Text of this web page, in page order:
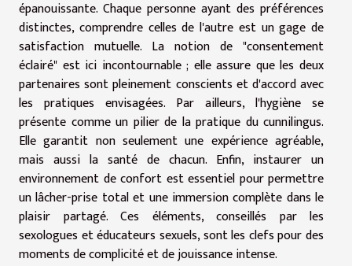
épanouissante. Chaque personne ayant des préférences
distinctes, comprendre celles de l'autre est un gage de
satisfaction mutuelle. La notion de "consentement
éclairé" est ici incontournable ; elle assure que les deux
partenaires sont pleinement conscients et d'accord avec
les pratiques envisagées. Par ailleurs, l'hygiène se
présente comme un pilier de la pratique du cunnilingus.
Elle garantit non seulement une expérience agréable,
mais aussi la santé de chacun. Enfin, instaurer un
environnement de confort est essentiel pour permettre
un lâcher-prise total et une immersion complète dans le
plaisir partagé. Ces éléments, conseillés par les
sexologues et éducateurs sexuels, sont les clefs pour des
moments de complicité et de jouissance intense.